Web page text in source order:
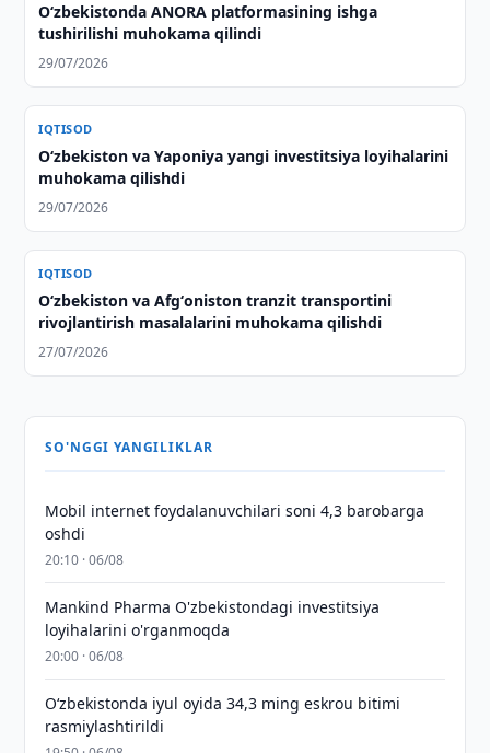
Oʻzbekistonda ANORA platformasining ishga
tushirilishi muhokama qilindi
29/07/2026
IQTISOD
Oʻzbekiston va Yaponiya yangi investitsiya loyihalarini
muhokama qilishdi
29/07/2026
IQTISOD
Oʻzbekiston va Afgʻoniston tranzit transportini
rivojlantirish masalalarini muhokama qilishdi
27/07/2026
SO'NGGI YANGILIKLAR
Mobil internet foydalanuvchilari soni 4,3 barobarga
oshdi
20:10 · 06/08
Mankind Pharma O'zbekistondagi investitsiya
loyihalarini o'rganmoqda
20:00 · 06/08
O‘zbekistonda iyul oyida 34,3 ming eskrou bitimi
rasmiylashtirildi